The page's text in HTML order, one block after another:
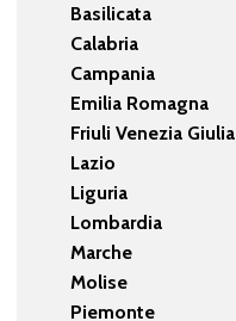
Basilicata
Calabria
Campania
Emilia Romagna
Friuli Venezia Giulia
Lazio
Liguria
Lombardia
Marche
Molise
Piemonte